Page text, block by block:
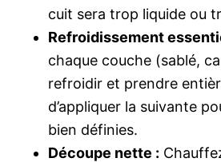
cuit sera trop liquide ou
Refroidissement
chaque couche (sablé,
refroidir et prendre
d’appliquer la suivante
bien définies.
Découpe nette :